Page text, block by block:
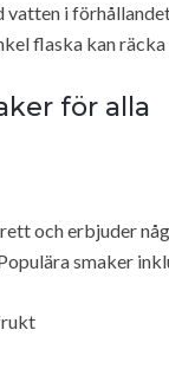
vatten i
flaska kan
för alla
och erbjuder
smaker